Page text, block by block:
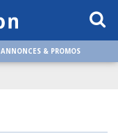
ANNONCES & PROMOS